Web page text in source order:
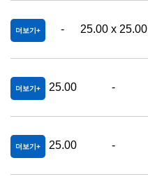
더보기 - 25.00 x 25.00
더보기 25.00 -
더보기 25.00 -